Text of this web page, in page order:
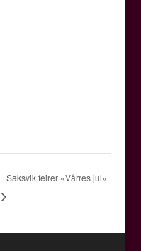
Saksvik feirer «Vårres jul»